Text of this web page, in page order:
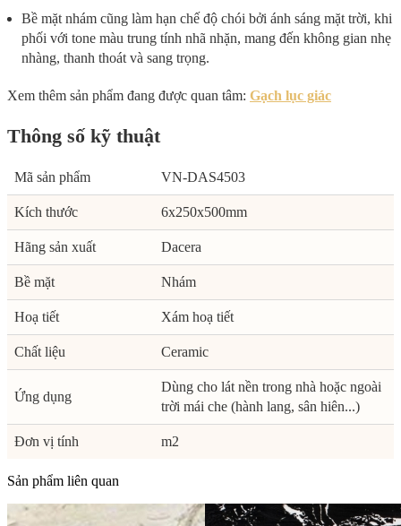
Bề mặt nhám cũng làm hạn chế độ chói bởi ánh sáng mặt trời, khi
phối với tone màu trung tính nhã nhặn, mang đến không gian nhẹ
nhàng, thanh thoát và sang trọng.
Xem thêm sản phẩm đang được quan tâm: Gạch lục giác
Thông số kỹ thuật
Mã sản phẩm VN-DAS4503
Kích thước 6x250x500mm
Hãng sản xuất Dacera
Bề mặt Nhám
Hoạ tiết Xám hoạ tiết
Chất liệu Ceramic
Ứng dụng
Dùng cho lát nền trong nhà hoặc ngoài
trời mái che (hành lang, sân hiên...)
Đơn vị tính m2
Sản phẩm liên quan